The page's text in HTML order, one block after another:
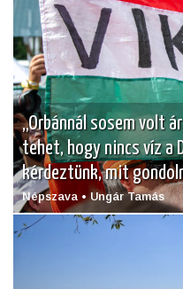
„Orbánnál sosem volt
tehet, hogy nincs víz a
kérdeztünk, mit
Népszava • Ungár Tamás